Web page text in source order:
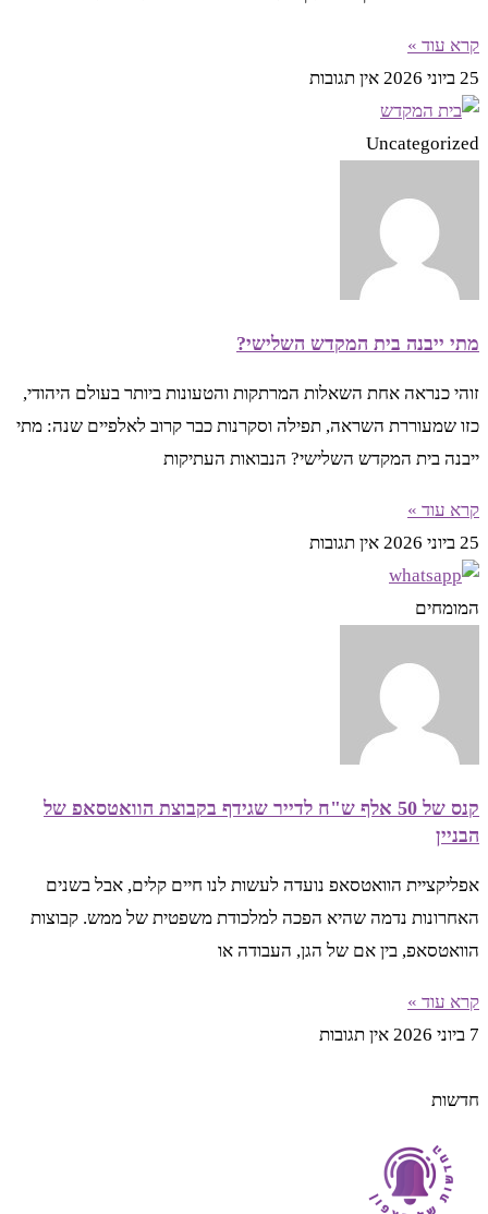
קרא עוד »
25 ביוני 2026
אין תגובות
Uncategorized
מתי ייבנה בית המקדש השלישי?
זוהי כנראה אחת השאלות המרתקות והטעונות ביותר בעולם היהודי,
כזו שמעוררת השראה, תפילה וסקרנות כבר קרוב לאלפיים שנה: מתי
ייבנה בית המקדש השלישי? הנבואות העתיקות
קרא עוד »
25 ביוני 2026
אין תגובות
המומחים
קנס של 50 אלף ש"ח לדייר שגידף בקבוצת הוואטסאפ של
הבניין
אפליקציית הוואטסאפ נועדה לעשות לנו חיים קלים, אבל בשנים
האחרונות נדמה שהיא הפכה למלכודת משפטית של ממש. קבוצות
הוואטסאפ, בין אם של הגן, העבודה או
קרא עוד »
7 ביוני 2026
אין תגובות
חדשות